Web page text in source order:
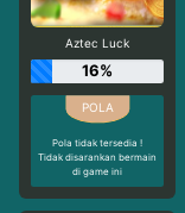
Aztec Luck
16%
Pola tidak tersedia !
Tidak disarankan bermain
di game ini